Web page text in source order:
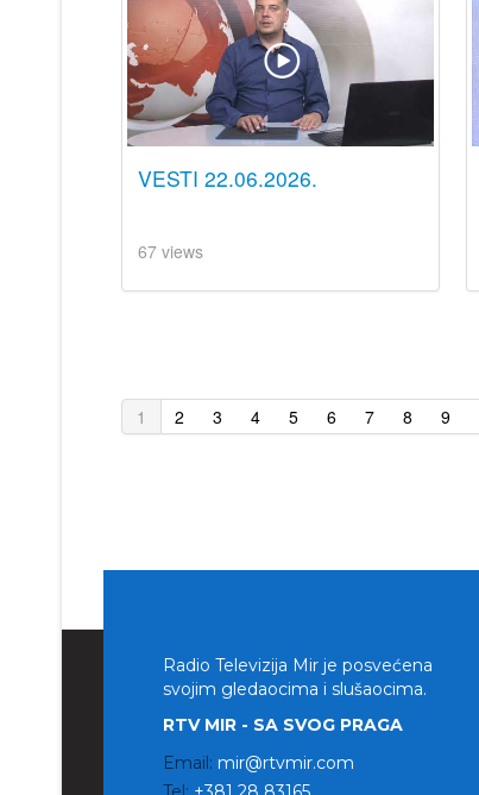
VESTI 22.06.2026.
67 views
1 2 3 4 5 6 7 8 9
Radio Televizija Mir je posvećena
svojim gledaocima i slušaocima.
RTV MIR - SA SVOG PRAGA
Email: mir@rtvmir.com